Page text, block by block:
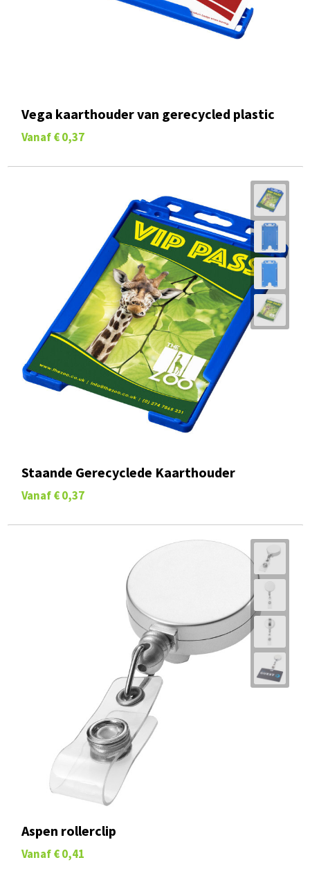
Vega kaarthouder van gerecycled plastic
Vanaf € 0,37
Staande Gerecyclede Kaarthouder
Vanaf € 0,37
Aspen rollerclip
Vanaf € 0,41